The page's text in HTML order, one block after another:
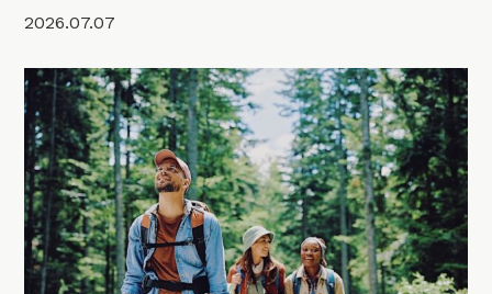
2026.07.07